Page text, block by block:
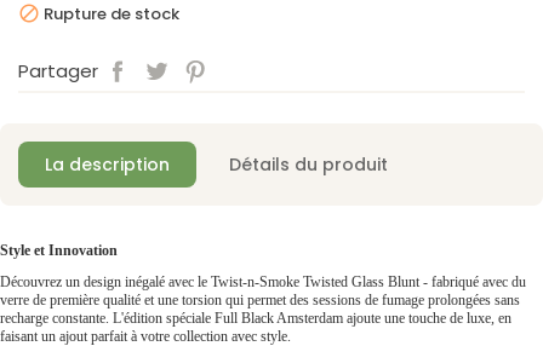
 Rupture de stock
Partager
La description Détails du produit
Style et Innovation
Découvrez un design inégalé avec le Twist-n-Smoke Twisted Glass Blunt - fabriqué avec du
verre de première qualité et une torsion qui permet des sessions de fumage prolongées sans
recharge constante. L'édition spéciale Full Black Amsterdam ajoute une touche de luxe, en
faisant un ajout parfait à votre collection avec style.